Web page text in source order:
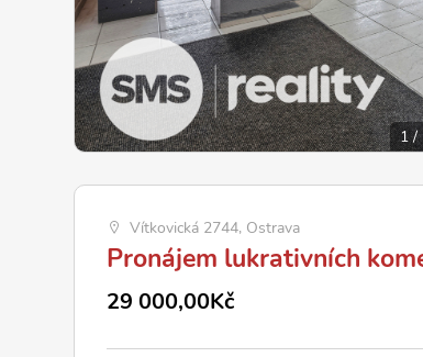
1/
Vítkovická 2744, Ostrava
Pronájem lukrativních
29 000,00Kč